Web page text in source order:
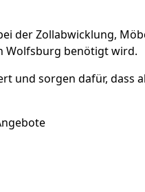
der Zollabwicklung,
Wolfsburg benötigt wird.
und sorgen dafür, dass